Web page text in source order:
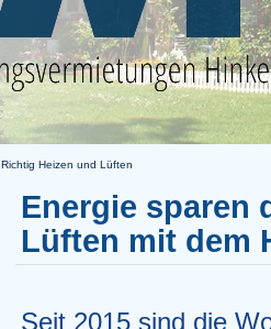
Richtig Heizen und Lüften
Energie sparen
Lüften mit dem
Seit 2015 sind die